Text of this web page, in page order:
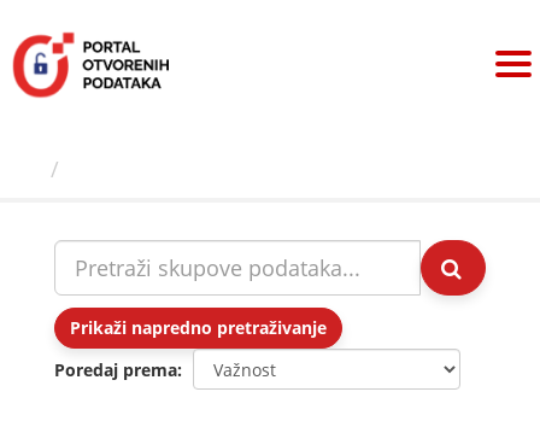
sadržaj
Prikaži napredno pretraživanje
Poredaj prema